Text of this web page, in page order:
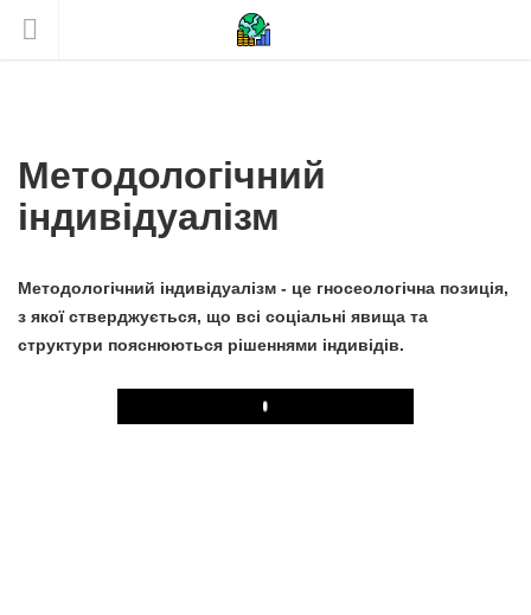
Методологічний
індивідуалізм
Методологічний індивідуалізм - це гносеологічна позиція,
з якої стверджується, що всі соціальні явища та
структури пояснюються рішеннями індивідів.
Play